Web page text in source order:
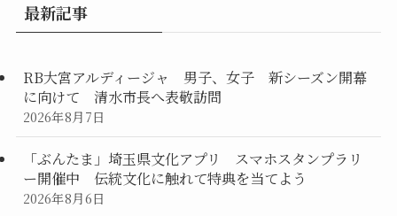
最新記事
RB大宮アルディージャ 男子、女子 新シーズン開幕
に向けて 清水市長へ表敬訪問
2026年8月7日
「ぶんたま」埼玉県文化アプリ スマホスタンプラリ
ー開催中 伝統文化に触れて特典を当てよう
2026年8月6日